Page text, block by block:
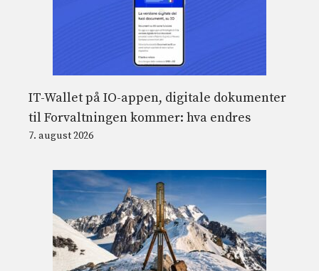
IT-Wallet på IO-appen, digitale dokumenter
til Forvaltningen kommer: hva endres
7. august 2026